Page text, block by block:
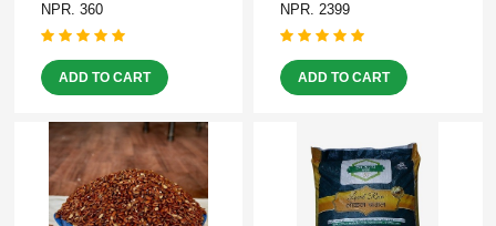
NPR. 360
ADD TO CART
NPR. 2399
ADD TO CART